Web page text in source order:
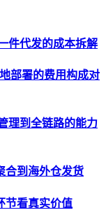
件代发的成本拆解
部署的费用构成对
理到全链路的能力
合到海外仓发货
节看真实价值